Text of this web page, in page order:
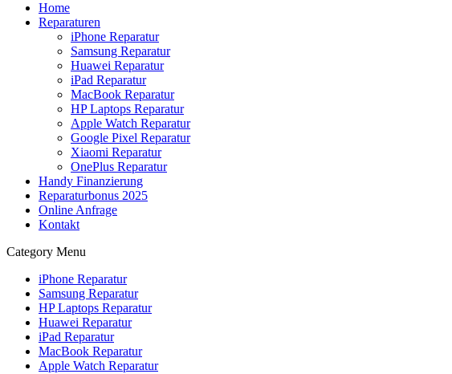
Home
Reparaturen
iPhone Reparatur
Samsung Reparatur
Huawei Reparatur
iPad Reparatur
MacBook Reparatur
HP Laptops Reparatur
Apple Watch Reparatur
Google Pixel Reparatur
Xiaomi Reparatur
OnePlus Reparatur
Handy Finanzierung
Reparaturbonus 2025
Online Anfrage
Kontakt
Category Menu
iPhone Reparatur
Samsung Reparatur
HP Laptops Reparatur
Huawei Reparatur
iPad Reparatur
MacBook Reparatur
Apple Watch Reparatur